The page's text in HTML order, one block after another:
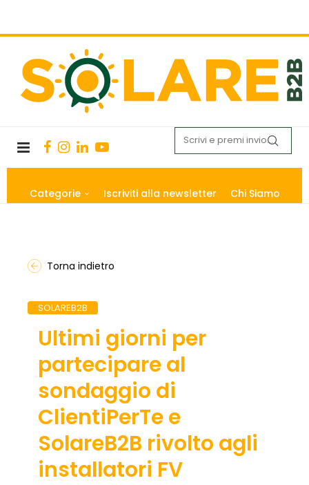
Categorie Iscriviti alla newsletter Chi Siamo
Torna indietro
SOLAREB2B
Ultimi giorni per
partecipare al
sondaggio di
ClientiPerTe e
SolareB2B rivolto agli
installatori FV